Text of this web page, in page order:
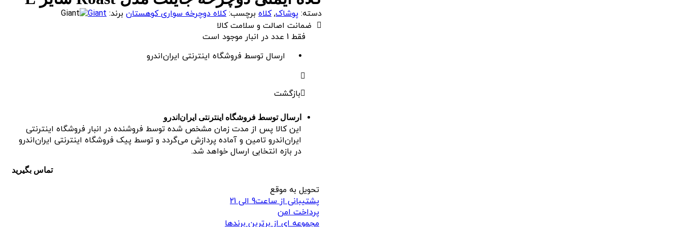
دسته: پوشاک,کلاه برچسب:کلاه دوچرخه سواری کوهستان برند: Giant
ضمانت اصالت و سلامت کالا
فقط 1 عدد در انبار موجود است
ارسال توسط فروشگاه اینترنتی ایران‌اندرو
بازگشت
ارسال توسط فروشگاه اینترنتی ایران‌اندرو
این کالا پس از مدت زمان مشخص شده توسط فروشنده در انبار فروشگاه اینترنتی
ایران‌اندرو تامین و آماده پردازش می‌گردد و توسط پیک فروشگاه اینترنتی ایران‌اندرو
در بازه انتخابی ارسال خواهد شد.
تماس بگیرید
تحویل به موقع
پشتیبانی از ساعت9 الی 21
پرداخت امن
مجموعه ای از برترین برندها